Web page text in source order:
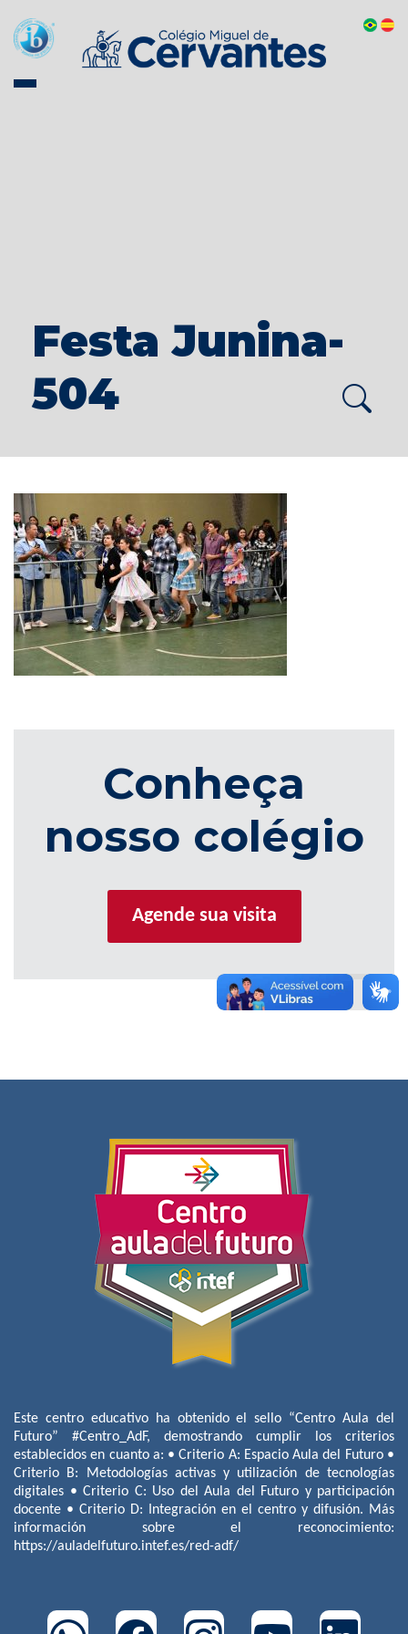
Festa Junina-
504
Conheça
nosso colégio
Agende sua visita
Este centro educativo ha obtenido el sello “Centro Aula del
Futuro” #Centro_AdF, demostrando cumplir los criterios
establecidos en cuanto a: • Criterio A: Espacio Aula del Futuro •
Criterio B: Metodologías activas y utilización de tecnologías
digitales • Criterio C: Uso del Aula del Futuro y participación
docente • Criterio D: Integración en el centro y difusión. Más
información sobre el reconocimiento:
https://auladelfuturo.intef.es/red-adf/